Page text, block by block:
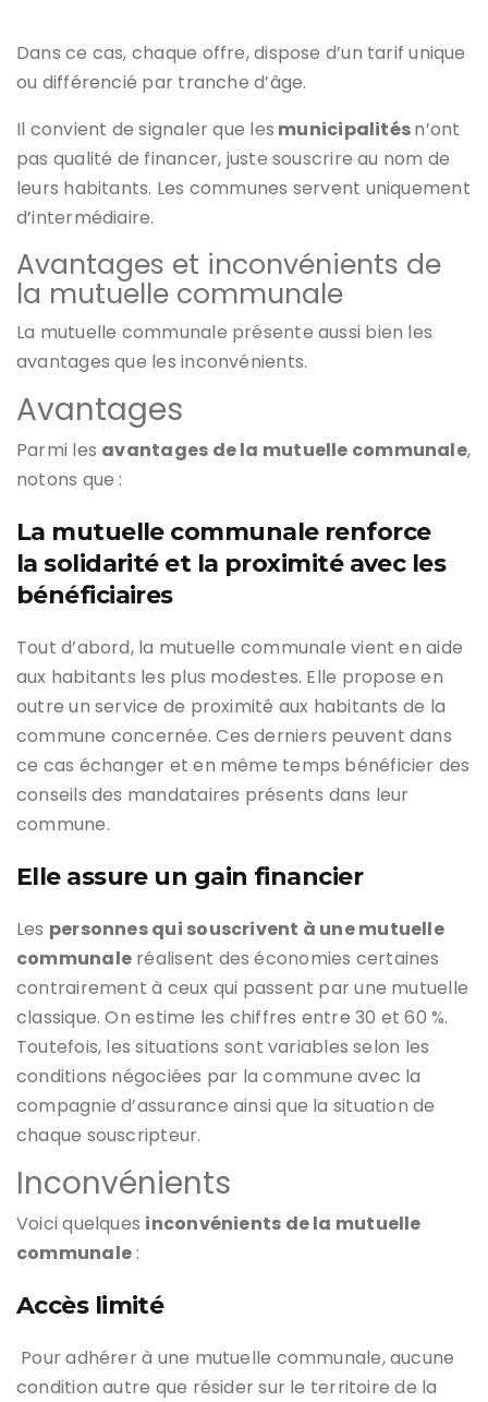
Dans ce cas, chaque offre, dispose d’un tarif unique
ou différencié par tranche d’âge.
Il convient de signaler que les municipalitésn’ont
pas qualité de financer, juste souscrire au nom de
leurs habitants. Les communes servent uniquement
d’intermédiaire.
Avantages et inconvénients de
la mutuelle communale
La mutuelle communale présente aussi bien les
avantages que les inconvénients.
Avantages
Parmi les avantages de la mutuelle communale,
notons que :
La mutuelle communale renforce
la solidarité et la proximité avec les
bénéficiaires
Tout d’abord, la mutuelle communale vient en aide
aux habitants les plus modestes. Elle propose en
outre un service de proximité aux habitants de la
commune concernée. Ces derniers peuvent dans
ce cas échanger et en même temps bénéficier des
conseils des mandataires présents dans leur
commune.
Elle assure un gain financier
Les personnes qui souscrivent à une mutuelle
communale réalisent des économies certaines
contrairement à ceux qui passent par une mutuelle
classique. On estime les chiffres entre 30 et 60 %.
Toutefois, les situations sont variables selon les
conditions négociées par la commune avec la
compagnie d’assurance ainsi que la situation de
chaque souscripteur.
Inconvénients
Voici quelques inconvénients de la mutuelle
communale :
Accès limité
Pour adhérer à une mutuelle communale, aucune
condition autre que résider sur le territoire de la